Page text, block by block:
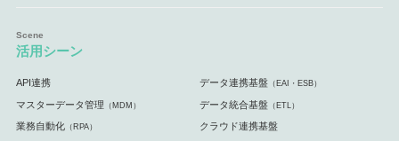
活用シーン
API連携 データ連携基盤 （EAI・ESB）
マスターデータ管理 （MDM） データ統合基盤 （ETL）
業務自動化（RPA） クラウド連携基盤